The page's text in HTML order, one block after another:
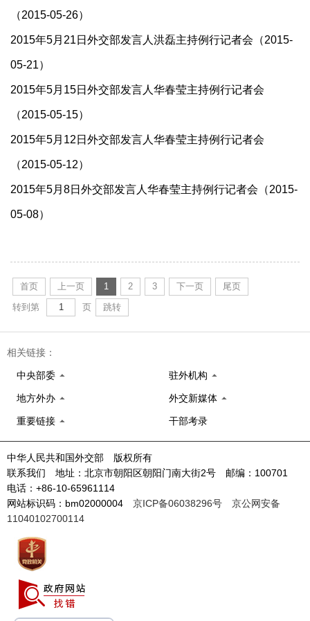
（2015-05-26）
2015年5月21日外交部发言人洪磊主持例行记者会（2015-
05-21）
2015年5月15日外交部发言人华春莹主持例行记者会
（2015-05-15）
2015年5月12日外交部发言人华春莹主持例行记者会
（2015-05-12）
2015年5月8日外交部发言人华春莹主持例行记者会（2015-
05-08）
首页 上一页 1 2 3 下一页
尾页
转到第
页 跳转
相关链接：
中央部委 驻外机构
地方外办 外交新媒体
重要链接 干部考录
中华人民共和国外交部 版权所有
联系我们 地址：北京市朝阳区朝阳门南大街2号 邮编：100701
电话：+86-10-65961114
网站标识码：bm02000004 京ICP备06038296号
京公网安备
11040102700114